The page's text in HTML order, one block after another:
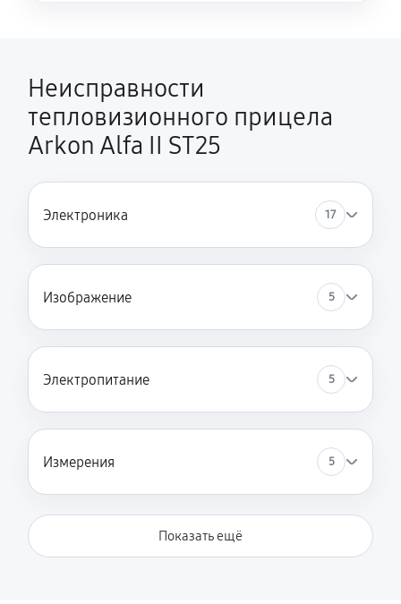
Перепрошивка и обновление устройства
590 руб 60 минут
Неисправности
тепловизионного прицела
Arkon Alfa II ST25
Электроника 17
Изображение 5
Электропитание 5
Измерения 5
Показать ещё